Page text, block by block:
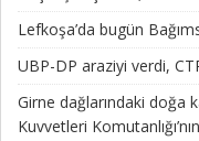
Lefkoşa’da bugün
UBP-DP araziyi verdi,
Girne dağlarındaki doğa
Kuvvetleri